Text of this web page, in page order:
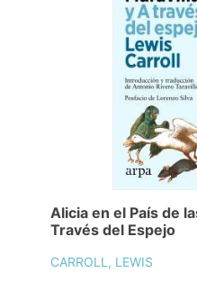
Alicia en el País de
Través del Espejo
CARROLL, LEWIS